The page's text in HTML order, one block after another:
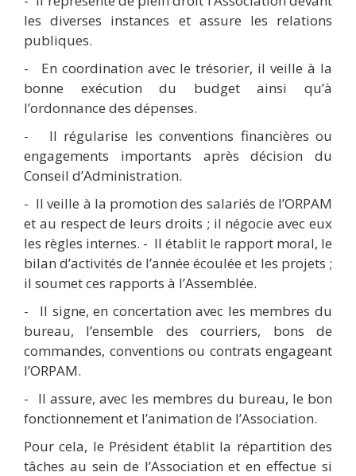
les diverses instances et assure les relations
publiques.
-
En coordination avec le trésorier, il veille à la
bonne exécution du budget ainsi qu’à
l’ordonnance des dépenses.
-
Il régularise les conventions financières ou
engagements importants après décision du
Conseil d’Administration.
- Il veille à la promotion des salariés de l’ORPAM
et au respect de leurs droits ; il négocie avec eux
les règles internes. - Il établit le rapport moral, le
bilan d’activités de l’année écoulée et les projets ;
il soumet ces rapports à l’Assemblée.
-
Il signe, en concertation avec les membres du
bureau, l’ensemble des courriers, bons de
commandes, conventions ou contrats engageant
l’ORPAM.
-
Il assure, avec les membres du bureau, le bon
fonctionnement et l’animation de l’Association.
Pour cela, le Président établit la répartition des
tâches au sein de l’Association et en effectue si